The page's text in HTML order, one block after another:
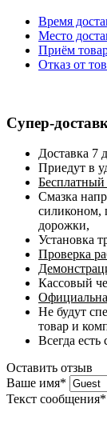
Время
Место
Приём
Отказ от
Супер-
Доставка 7
Приедут в
Смазка
силиконом,
дорожки,
Установка
Проверка
Кассовый
Не будут
товар и
Всегда есть
Оставить отзыв
Ваше имя*
Текст сообщения*